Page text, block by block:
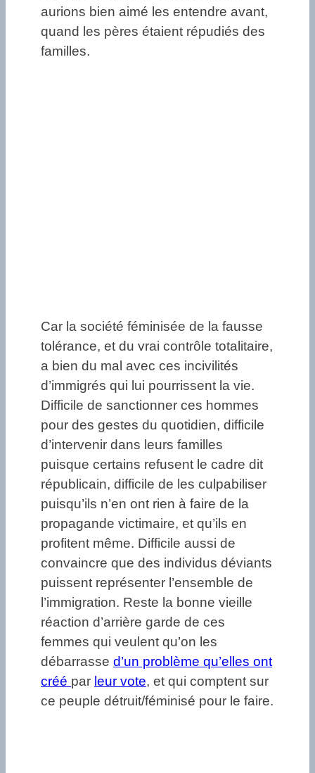
aurions bien aimé les entendre avant,
quand les pères étaient répudiés des
familles.
Car la société féminisée de la fausse
tolérance, et du vrai contrôle totalitaire,
a bien du mal avec ces incivilités
d’immigrés qui lui pourrissent la vie.
Difficile de sanctionner ces hommes
pour des gestes du quotidien, difficile
d’intervenir dans leurs familles
puisque certains refusent le cadre dit
républicain, difficile de les culpabiliser
puisqu’ils n’en ont rien à faire de la
propagande victimaire, et qu’ils en
profitent même. Difficile aussi de
convaincre que des individus déviants
puissent représenter l’ensemble de
l’immigration. Reste la bonne vieille
réaction d’arrière garde de ces
femmes qui veulent qu’on les
débarrasse d’un problème qu’elles ont
créé par leur vote, et qui comptent sur
ce peuple détruit/féminisé pour le faire.